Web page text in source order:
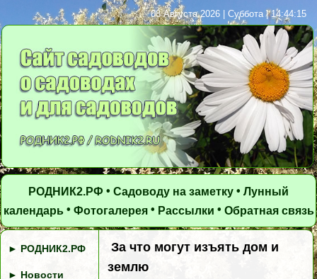
08 Августа 2026 | Суббота | 14:44:15
РОДНИК2.РФ • Садоводу на заметку • Лунный
календарь • Фотогалерея• Рассылки • Обратная связь
► РОДНИК2.РФ
► Новости
За что могут изъять дом и
землю